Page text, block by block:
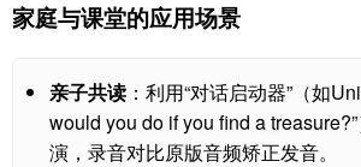
家庭与课堂的应用场景
亲子共读 ：利用“对话启动器”（如
would you do if you find a
演，录音对比原版音频矫正发音。